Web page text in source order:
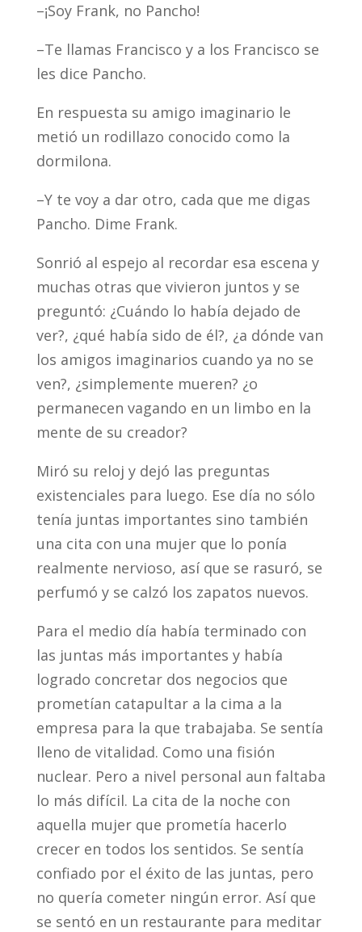
–¡Soy Frank, no Pancho!
–Te llamas Francisco y a los Francisco se
les dice Pancho.
En respuesta su amigo imaginario le
metió un rodillazo conocido como la
dormilona.
–Y te voy a dar otro, cada que me digas
Pancho. Dime Frank.
Sonrió al espejo al recordar esa escena y
muchas otras que vivieron juntos y se
preguntó: ¿Cuándo lo había dejado de
ver?, ¿qué había sido de él?, ¿a dónde van
los amigos imaginarios cuando ya no se
ven?, ¿simplemente mueren? ¿o
permanecen vagando en un limbo en la
mente de su creador?
Miró su reloj y dejó las preguntas
existenciales para luego. Ese día no sólo
tenía juntas importantes sino también
una cita con una mujer que lo ponía
realmente nervioso, así que se rasuró, se
perfumó y se calzó los zapatos nuevos.
Para el medio día había terminado con
las juntas más importantes y había
logrado concretar dos negocios que
prometían catapultar a la cima a la
empresa para la que trabajaba. Se sentía
lleno de vitalidad. Como una fisión
nuclear. Pero a nivel personal aun faltaba
lo más difícil. La cita de la noche con
aquella mujer que prometía hacerlo
crecer en todos los sentidos. Se sentía
confiado por el éxito de las juntas, pero
no quería cometer ningún error. Así que
se sentó en un restaurante para meditar